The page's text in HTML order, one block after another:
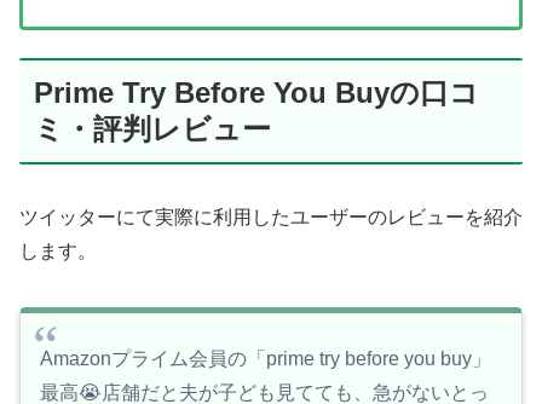
Prime Try Before You Buyの口コ
ミ・評判レビュー
ツイッターにて実際に利用したユーザーのレビューを紹介
します。
Amazonプライム会員の「prime try before you buy」
最高😭店舗だと夫が子ども見てても、急がないとっ